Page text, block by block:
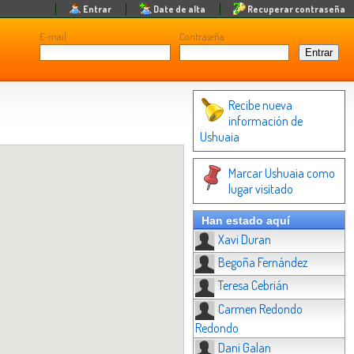
E-mail Contraseña
Entrar Date de alta Recuperar contraseña
Recibe nueva
información de
Ushuaia
Marcar Ushuaia como
lugar visitado
Han estado aquí
Xavi Duran
Begoña Fernández
Teresa Cebrián
Carmen Redondo
Redondo
Dani Galan